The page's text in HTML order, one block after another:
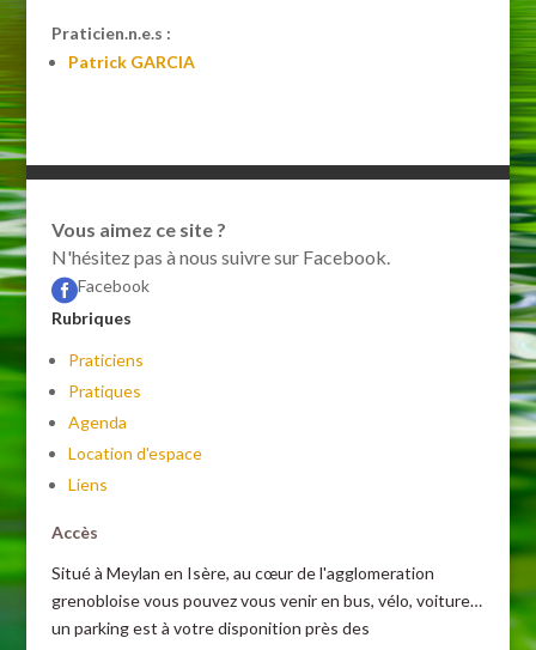
Praticien.n.e.s :
Patrick GARCIA
Vous aimez ce site ?
N'hésitez pas à nous suivre sur Facebook.
Facebook
Rubriques
Praticiens
Pratiques
Agenda
Location d'espace
Liens
Accès
Situé à Meylan en Isère, au cœur de l'agglomeration
grenobloise vous pouvez vous venir en bus, vélo, voiture…
un parking est à votre disponition près des